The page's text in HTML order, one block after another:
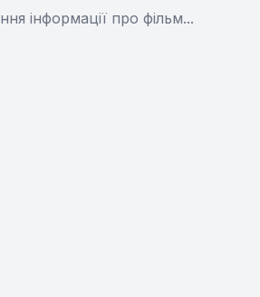
інформації про фільм...